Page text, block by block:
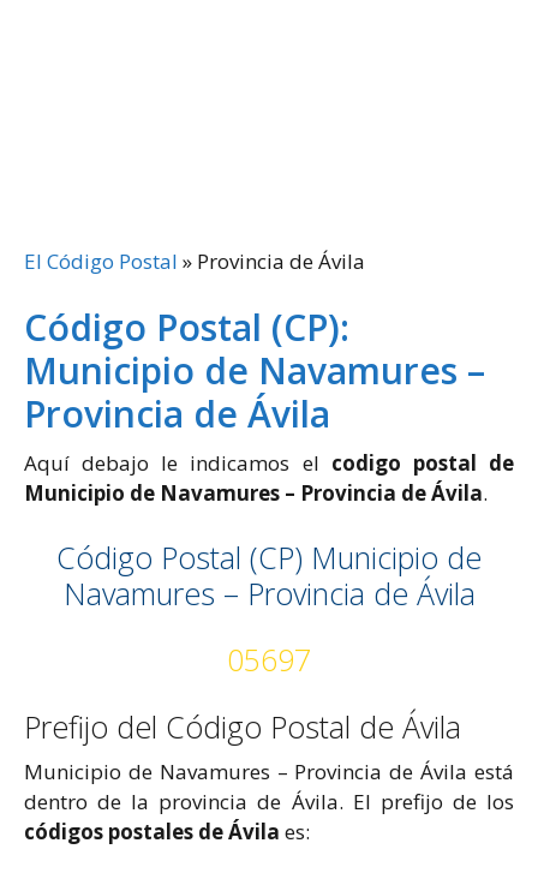
El Código Postal » Provincia de Ávila
Código Postal (CP):
Municipio de Navamures –
Provincia de Ávila
Aquí debajo le indicamos el codigo postal de
Municipio de Navamures – Provincia de Ávila.
Código Postal (CP) Municipio de
Navamures – Provincia de Ávila
05697
Prefijo del Código Postal de Ávila
Municipio de Navamures – Provincia de Ávila está
dentro de la provincia de Ávila. El prefijo de los
códigos postales de Ávila es: